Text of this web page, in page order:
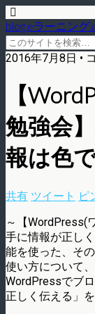
blog.eラーニング
2016年7月8日 •
【
勉強会
報は色
共有 ツイート ピ
～【WordPress(
手に情報が正し
能を使った、そ
使い方について
WordPressでブ
正しく伝える」